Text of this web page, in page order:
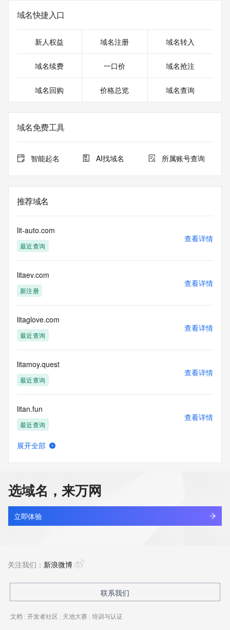
域名快捷入口
新人权益 域名注册 域名转入
域名续费 一口价 域名抢注
域名回购 价格总览 域名查询
域名免费工具
智能起名 AI找域名 所属账号查询
推荐域名
lit-auto.com
最近查询
查看详情
litaev.com
新注册
查看详情
litaglove.com
最近查询
查看详情
litamoy.quest
最近查询
查看详情
litan.fun
最近查询
查看详情
litangyuese.com
新注册
查看详情
最近查询
展开全部
选域名，来万网
立即体验
关注我们： 新浪微博
联系我们
文档 | 开发者社区 | 天池大赛 | 培训与认证